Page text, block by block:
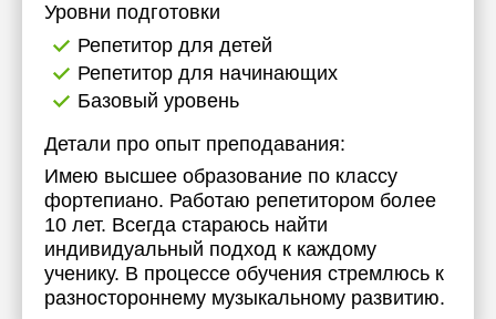
Уровни подготовки
Репетитор для детей
Репетитор для начинающих
Базовый уровень
Детали про опыт преподавания:
Имею высшее образование по классу
фортепиано. Работаю репетитором более
10 лет. Всегда стараюсь найти
индивидуальный подход к каждому
ученику. В процессе обучения стремлюсь к
разностороннему музыкальному развитию.
18:30
19:00
19:30
20:00
18:00
19:00
19:30
20:00